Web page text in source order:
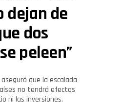
dejan de
dos
peleen”
que la escalada
no tendrá efectos
ni las inversiones.